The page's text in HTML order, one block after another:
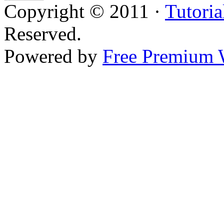
Copyright © 2011 ·
Reserved.
Powered by Free Premium